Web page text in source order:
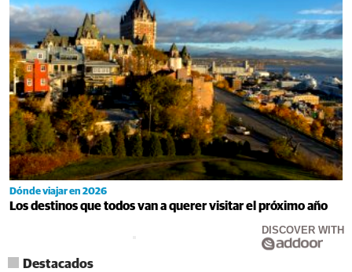
Dónde viajar en 2026
Los destinos que todos van a querer visitar el próximo año
DISCOVER WITH
Destacados